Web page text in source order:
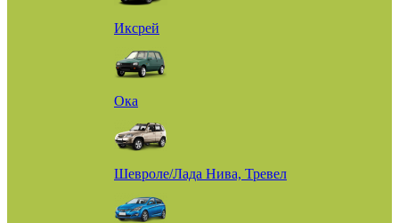
Иксрей
Ока
Шевроле/Лада Нива, Тревел